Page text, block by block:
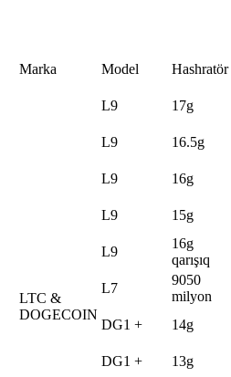
Marka Model Hashratör
LTC &
DOGECOIN
L9 17g
L9 16.5g
L9 16g
L9 15g
L9
16g
qarışıq
L7
9050
milyon
DG1 +
14g
DG1 + 13g